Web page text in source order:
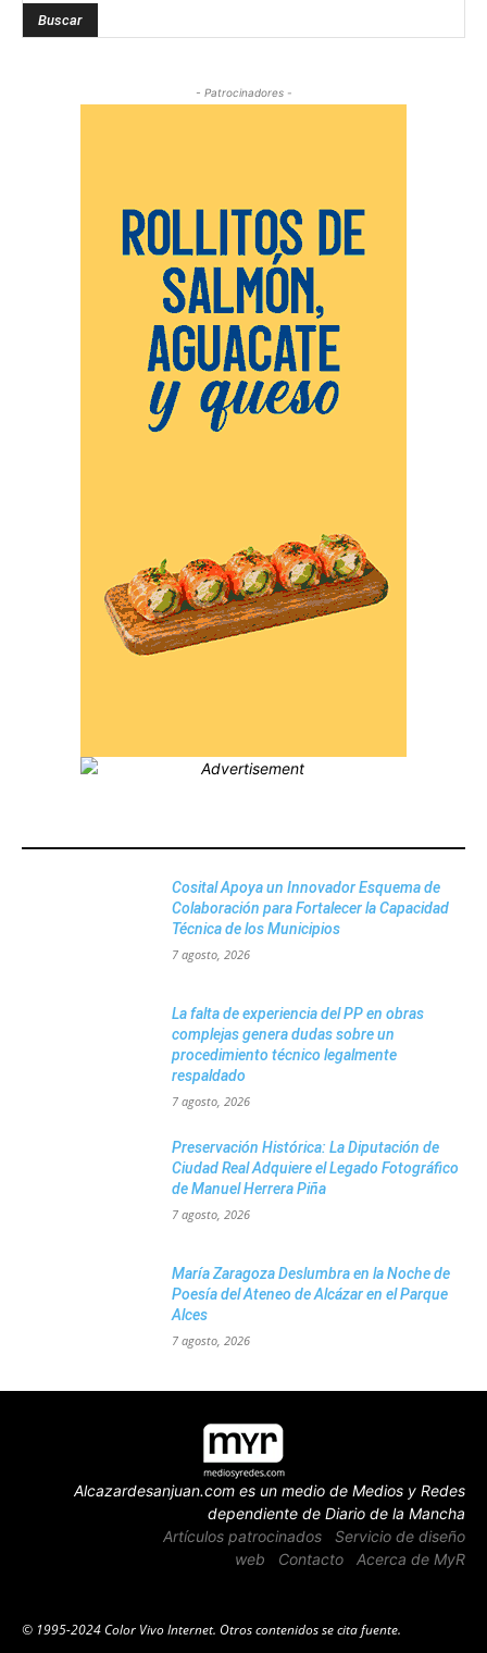
Buscar
- Patrocinadores -
Cosital Apoya un Innovador Esquema de
Colaboración para Fortalecer la Capacidad
Técnica de los Municipios
7 agosto, 2026
La falta de experiencia del PP en obras
complejas genera dudas sobre un
procedimiento técnico legalmente
respaldado
7 agosto, 2026
Preservación Histórica: La Diputación de
Ciudad Real Adquiere el Legado Fotográfico
de Manuel Herrera Piña
7 agosto, 2026
María Zaragoza Deslumbra en la Noche de
Poesía del Ateneo de Alcázar en el Parque
Alces
7 agosto, 2026
Alcazardesanjuan.com es un medio de Medios y Redes
dependiente de Diario de la Mancha
Artículos patrocinados
Servicio de diseño
web
Contacto Acerca de MyR
© 1995-2024 Color Vivo Internet. Otros contenidos se cita fuente.